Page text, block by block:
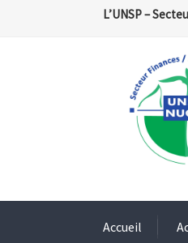
L’UNSP –
Accueil